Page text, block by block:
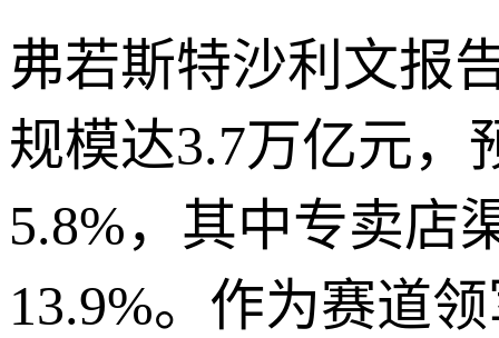
弗若斯特沙利文报
规模达3.7万亿元，
5.8%，其中专卖店
13.9%。作为赛道